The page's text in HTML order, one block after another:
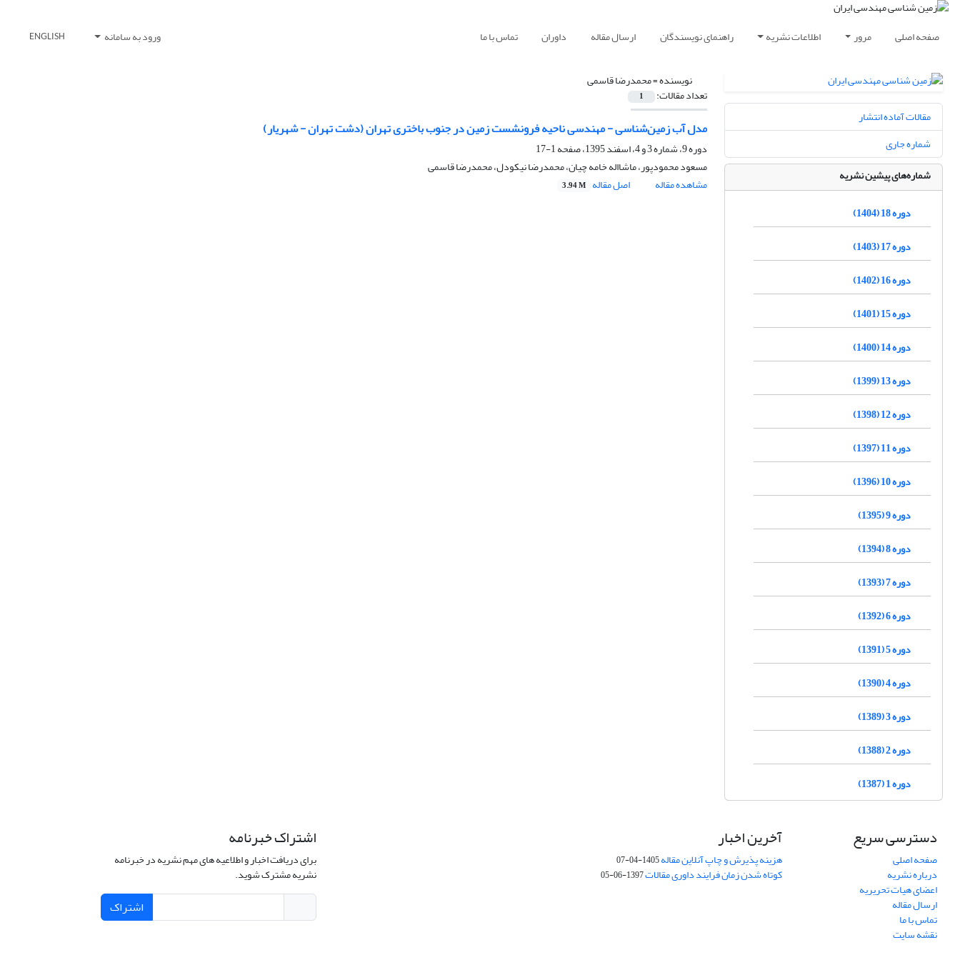
صفحه اصلی مرور اطلاعات نشریه راهنمای نویسندگان ارسال مقاله داوران تماس با ما ورود به سامانه ENGLISH
نویسنده =محمدرضا قاسمی
تعداد مقالات: 1
مدل آب زمین‌شناسی - مهندسی ناحیه فرونشست زمین در جنوب باختری تهران (دشت تهران - شهریار)
دوره 9، شماره 3 و 4، اسفند 1395، صفحه
1-17
مسعود محمودپور، ماشااله خامه چیان، محمدرضا نیکودل، محمدرضا قاسمی
مشاهده مقاله
اصل مقاله 3.94 M
مقالات آماده انتشار
شماره جاری
شماره‌های پیشین نشریه
دوره 18 (1404)
دوره 17 (1403)
دوره 16 (1402)
دوره 15 (1401)
دوره 14 (1400)
دوره 13 (1399)
دوره 12 (1398)
دوره 11 (1397)
دوره 10 (1396)
دوره 9 (1395)
دوره 8 (1394)
دوره 7 (1393)
دوره 6 (1392)
دوره 5 (1391)
دوره 4 (1390)
دوره 3 (1389)
دوره 2 (1388)
دوره 1 (1387)
دسترسی سریع
صفحه اصلی
درباره نشریه
اعضای هیات تحریریه
ارسال مقاله
تماس با ما
نقشه سایت
آخرین اخبار
هزینه پذیرش و چاپ آنلاین مقاله1405-04-07
کوتاه شدن زمان فرایند داوری مقالات1397-06-05
اشتراک خبرنامه
برای دریافت اخبار و اطلاعیه های مهم نشریه در خبرنامه
نشریه مشترک شوید.
اشتراک